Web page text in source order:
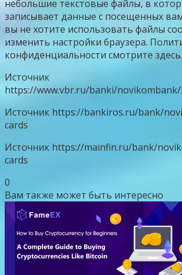
небольшие текстовые файлы, в
записывает данные с посещенных
вы не хотите использовать файлы
изменить настройки браузера.
конфиденциальности смотрите здесь.
Источник
https://www.vbr.ru/banki/
Источник https://bankiros.ru/bank/
cards
Источник https://mainfin.ru/bank/
cards
0
Вам также может быть интересно